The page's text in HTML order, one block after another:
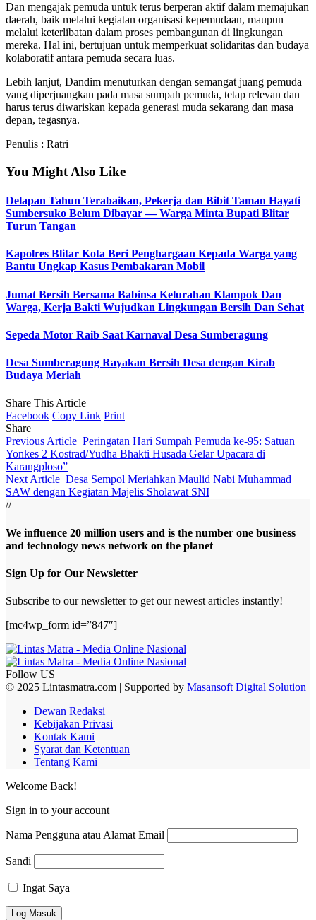
Dan mengajak pemuda untuk terus berperan aktif dalam memajukan
daerah, baik melalui kegiatan organisasi kepemudaan, maupun
melalui keterlibatan dalam proses pembangunan di lingkungan
mereka. Hal ini, bertujuan untuk memperkuat solidaritas dan budaya
kolaboratif antara pemuda secara luas.
Lebih lanjut, Dandim menuturkan dengan semangat juang pemuda
yang diperjuangkan pada masa sumpah pemuda, tetap relevan dan
harus terus diwariskan kepada generasi muda sekarang dan masa
depan, tegasnya.
Penulis : Ratri
You Might Also Like
Delapan Tahun Terabaikan, Pekerja dan Bibit Taman Hayati
Sumbersuko Belum Dibayar — Warga Minta Bupati Blitar
Turun Tangan
Kapolres Blitar Kota Beri Penghargaan Kepada Warga yang
Bantu Ungkap Kasus Pembakaran Mobil
Jumat Bersih Bersama Babinsa Kelurahan Klampok Dan
Warga, Kerja Bakti Wujudkan Lingkungan Bersih Dan Sehat
Sepeda Motor Raib Saat Karnaval Desa Sumberagung
Desa Sumberagung Rayakan Bersih Desa dengan Kirab
Budaya Meriah
Share This Article
Facebook Copy Link Print
Share
Previous Article Peringatan Hari Sumpah Pemuda ke-95: Satuan
Yonkes 2 Kostrad/Yudha Bhakti Husada Gelar Upacara di
Karangploso”
Next Article Desa Sempol Meriahkan Maulid Nabi Muhammad
SAW dengan Kegiatan Majelis Sholawat SNI
//
We influence 20 million users and is the number one business
and technology news network on the planet
Sign Up for Our Newsletter
Subscribe to our newsletter to get our newest articles instantly!
[mc4wp_form id=”847″]
Follow US
© 2025 Lintasmatra.com | Supported by Masansoft Digital Solution
Dewan Redaksi
Kebijakan Privasi
Kontak Kami
Syarat dan Ketentuan
Tentang Kami
Welcome Back!
Sign in to your account
Nama Pengguna atau Alamat Email
Sandi
Ingat Saya